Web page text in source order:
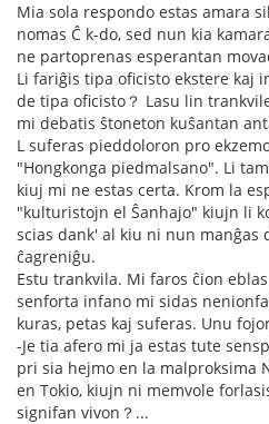
Mia sola respondo estas amara
nomas Ĉ k-do, sed nun kia
ne partoprenas esperantan
Li fariĝis tipa oficisto ekstere kaj
de tipa oficisto？ Lasu lin
mi debatis ŝtoneton kuŝantan
L suferas pieddoloron pro
"Hongkonga piedmalsano". Li
kiuj mi ne estas certa. Krom la
"kulturistojn el Ŝanhajo" kiujn li
scias dank' al kiu ni nun manĝas
ĉagreniĝu.
Estu trankvila. Mi faros ĉion
senforta infano mi sidas
kuras, petas kaj suferas. Unu
-Je tia afero mi ja estas tute
pri sia hejmo en la malproksima
en Tokio, kiujn ni memvole
signifan vivon？...